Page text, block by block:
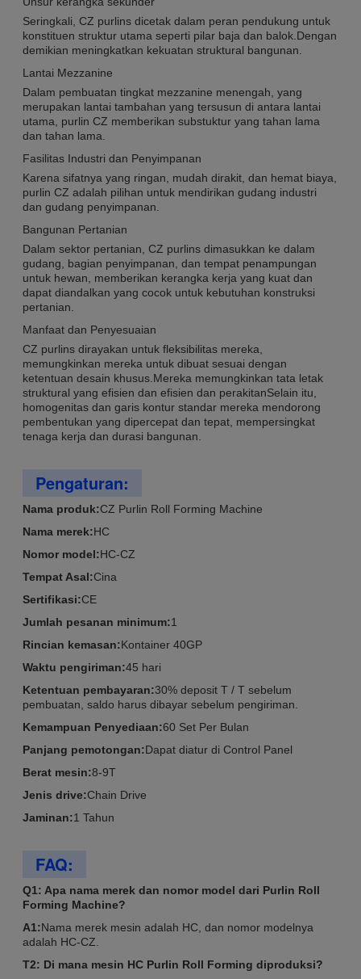
Seringkali, CZ purlins dicetak dalam peran pendukung untuk
konstituen struktur utama seperti pilar baja dan balok.Dengan
demikian meningkatkan kekuatan struktural bangunan.
Lantai Mezzanine
Dalam pembuatan tingkat mezzanine menengah, yang
merupakan lantai tambahan yang tersusun di antara lantai
utama, purlin CZ memberikan substuktur yang tahan lama
dan tahan lama.
Fasilitas Industri dan Penyimpanan
Karena sifatnya yang ringan, mudah dirakit, dan hemat biaya,
purlin CZ adalah pilihan untuk mendirikan gudang industri
dan gudang penyimpanan.
Bangunan Pertanian
Dalam sektor pertanian, CZ purlins dimasukkan ke dalam
gudang, bagian penyimpanan, dan tempat penampungan
untuk hewan, memberikan kerangka kerja yang kuat dan
dapat diandalkan yang cocok untuk kebutuhan konstruksi
pertanian.
Manfaat dan Penyesuaian
CZ purlins dirayakan untuk fleksibilitas mereka,
memungkinkan mereka untuk dibuat sesuai dengan
ketentuan desain khusus.Mereka memungkinkan tata letak
struktural yang efisien dan efisien dan perakitanSelain itu,
homogenitas dan garis kontur standar mereka mendorong
pembentukan yang dipercepat dan tepat, mempersingkat
tenaga kerja dan durasi bangunan.
Pengaturan:
Nama produk:CZ Purlin Roll Forming Machine
Nama merek:HC
Nomor model:HC-CZ
Tempat Asal:Cina
Sertifikasi:CE
Jumlah pesanan minimum:1
Rincian kemasan:Kontainer 40GP
Waktu pengiriman:45 hari
Ketentuan pembayaran:30% deposit T / T sebelum
pembuatan, saldo harus dibayar sebelum pengiriman.
Kemampuan Penyediaan:60 Set Per Bulan
Panjang pemotongan:Dapat diatur di Control Panel
Berat mesin:8-9T
Jenis drive:Chain Drive
Jaminan:1 Tahun
FAQ:
Q1: Apa nama merek dan nomor model dari Purlin Roll
Forming Machine?
A1:Nama merek mesin adalah HC, dan nomor modelnya
adalah HC-CZ.
T2: Di mana mesin HC Purlin Roll Forming diproduksi?